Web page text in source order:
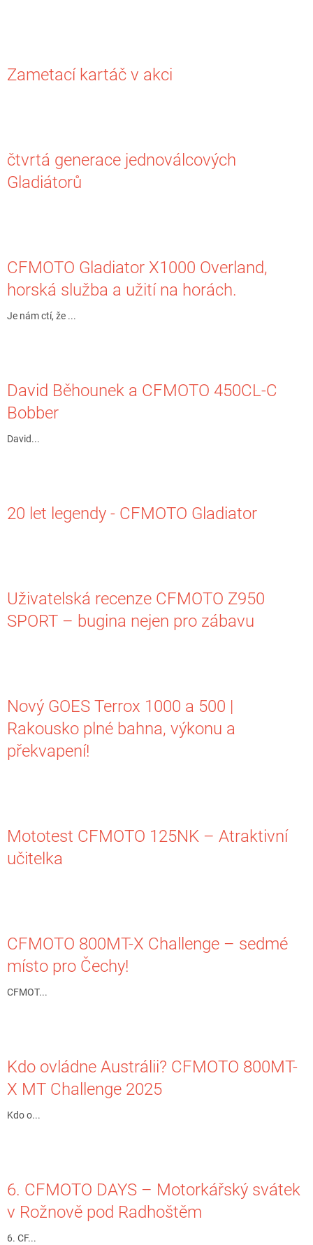
Zametací kartáč v akci
čtvrtá generace jednoválcových
Gladiátorů
CFMOTO Gladiator X1000 Overland,
horská služba a užití na horách.
Je nám ctí, že ...
David Běhounek a CFMOTO 450CL-C
Bobber
David...
20 let legendy - CFMOTO Gladiator
Uživatelská recenze CFMOTO Z950
SPORT – bugina nejen pro zábavu
Nový GOES Terrox 1000 a 500 |
Rakousko plné bahna, výkonu a
překvapení!
Mototest CFMOTO 125NK – Atraktivní
učitelka
CFMOTO 800MT-X Challenge – sedmé
místo pro Čechy!
CFMOT...
Kdo ovládne Austrálii? CFMOTO 800MT-
X MT Challenge 2025
Kdo o...
6. CFMOTO DAYS – Motorkářský svátek
v Rožnově pod Radhoštěm
6. CF...